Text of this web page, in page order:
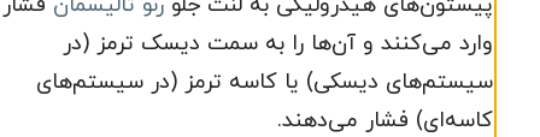
وارد می‌کنند و آن‌ها را به سمت دیسک ترمز (در
سیستم‌های دیسکی) یا کاسه ترمز (در سیستم‌های
کاسه‌ای) فشار می‌دهند.